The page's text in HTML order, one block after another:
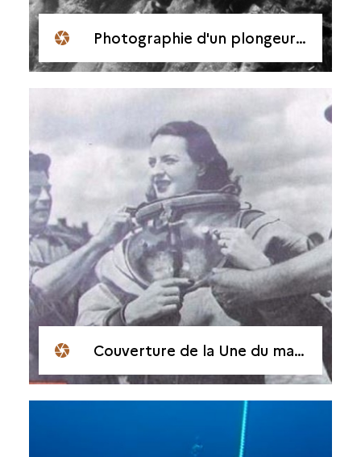
Photographie d'un plongeur au-dessus d'amphores
Couverture de la Une du magazine Le Soir illustré montrant une femme pionnière